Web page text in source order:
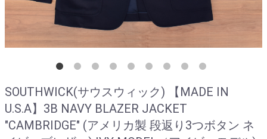
SOUTHWICK(サウスウィック) 【MADE IN
U.S.A】3B NAVY BLAZER JACKET
"CAMBRIDGE" (アメリカ製 段返り3つボタン ネ